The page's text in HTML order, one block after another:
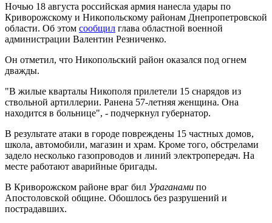
Ночью 18 августа российская армия нанесла удары по
Криворожскому и Никопольскому районам Днепропетровской
области. Об этом сообщил глава областной военной
администрации Валентин Резниченко.
Он отметил, что Никопольский район оказался под огнем
дважды.
"В жилые кварталы Никополя прилетели 15 снарядов из
ствольной артиллерии. Ранена 57-летняя женщина. Она
находится в больнице", - подчеркнул губернатор.
В результате атаки в городе повреждены 15 частных домов,
школа, автомобили, магазин и храм. Кроме того, обстрелами
задело несколько газопроводов и линий электропередач. На
месте работают аварийные бригады.
В Криворожском районе враг бил Ураганами по
Апостоловской общине. Обошлось без разрушений и
пострадавших.